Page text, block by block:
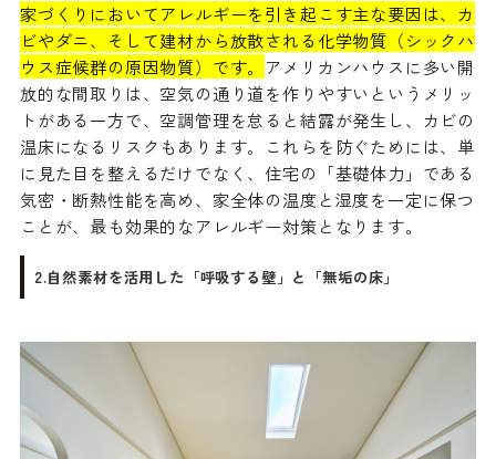
家づくりにおいてアレルギーを引き起こす主な要因は、カ
ビやダニ、そして建材から放散される化学物質（シックハ
ウス症候群の原因物質）です。 アメリカンハウスに多い開
放的な間取りは、空気の通り道を作りやすいというメリッ
トがある一方で、空調管理を怠ると結露が発生し、カビの
温床になるリスクもあります。これらを防ぐためには、単
に見た目を整えるだけでなく、住宅の「基礎体力」である
気密・断熱性能を高め、家全体の温度と湿度を一定に保つ
ことが、最も効果的なアレルギー対策となります。
2.自然素材を活用した「呼吸する壁」と「無垢の床」